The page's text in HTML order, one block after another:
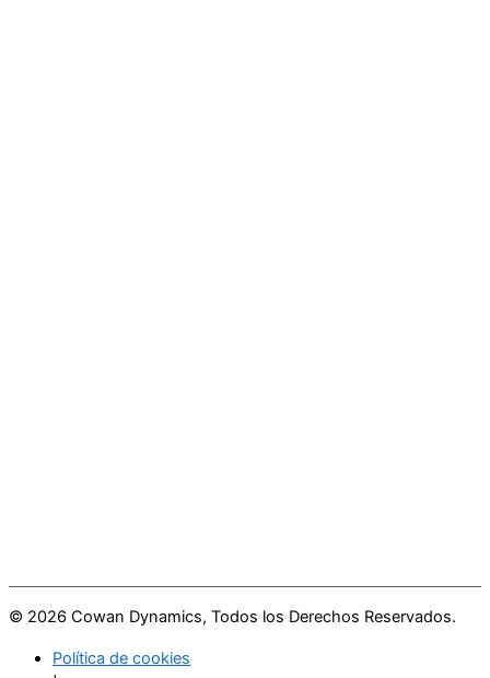
© 2026 Cowan Dynamics, Todos los Derechos Reservados.
Política de cookies